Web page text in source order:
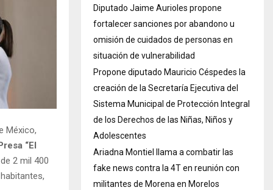
México,
“El
2 mil 400
Diputado Jaime Aurioles propone
fortalecer sanciones por abandono u
omisión de cuidados de personas en
situación de vulnerabilidad
Propone diputado Mauricio Céspedes la
creación de la Secretaría Ejecutiva del
Sistema Municipal de Protección Integral
de los Derechos de las Niñas, Niños y
Adolescentes
Ariadna Montiel llama a combatir las
fake news contra la 4T en reunión con
militantes de Morena en Morelos